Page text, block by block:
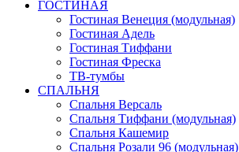
ГОСТИНАЯ
Гостиная Венеция (модульная)
Гостиная Адель
Гостиная Тиффани
Гостиная Фреска
ТВ-тумбы
СПАЛЬНЯ
Спальня Версаль
Спальня Тиффани (модульная)
Спальня Кашемир
Спальня Розали 96 (модульная)